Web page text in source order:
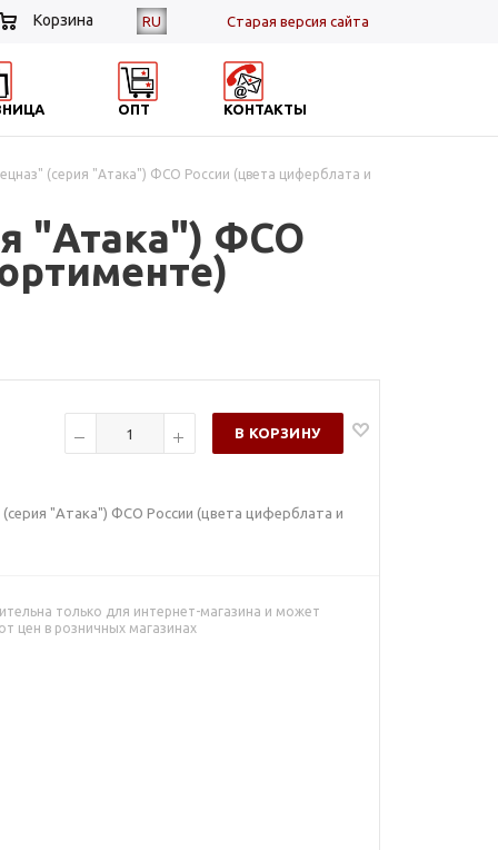
RU Cтарая версия сайта
Корзина
ОПТ КОНТАКТЫ
(серия "Атака") ФСО России (цвета циферблата и
"Атака") ФСО
В КОРЗИНУ
"Атака") ФСО России (цвета циферблата и
только для интернет-магазина и может
цен в розничных магазинах